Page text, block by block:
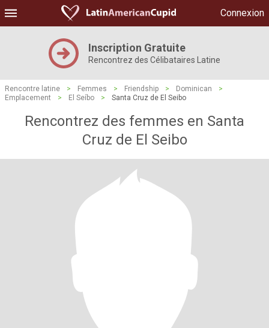
Connexion
Inscription Gratuite
Rencontrez des Célibataires Latine
Rencontre latine > Femmes > Friendship > Dominican
>
Emplacement
> El Seíbo > Santa Cruz de El Seibo
Rencontrez des femmes en Santa
Cruz de El Seibo